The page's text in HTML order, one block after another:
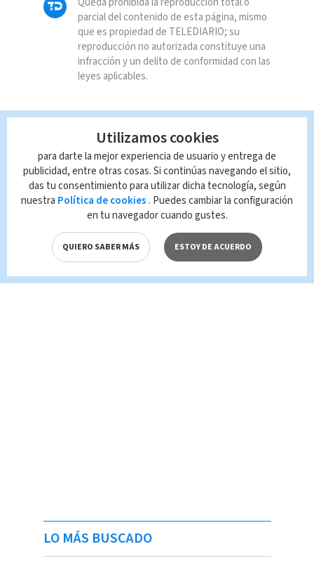
parcial del contenido de esta página, mismo
que es propiedad de TELEDIARIO; su
reproducción no autorizada constituye una
infracción y un delito de conformidad con las
leyes aplicables.
LO MÁS BUSCADO
Utilizamos cookies
para darte la mejor experiencia de usuario y entrega de
publicidad, entre otras cosas. Si continúas navegando el sitio,
das tu consentimiento para utilizar dicha tecnología, según
nuestra Política de cookies . Puedes cambiar la configuración
en tu navegador cuando gustes.
QUIERO SABER MÁS ESTOY DE ACUERDO